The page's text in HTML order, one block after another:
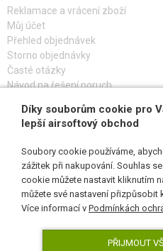
Reklamace a vrácení zboží
Můj účet
Přehled objednávek
Storno objednávky
Časté otázky
Návod na řešení poruch
PŘIHLAŠ SE K ODBĚRU
SLEDUJ NÁS
Díky souborům cookie pro
lepší airsoftový obchod
Soubory cookie používáme,
zážitek při nakupování. Souhlas
cookie můžete nastavit kliknutím
můžete své nastavení přizpůsobit
Více informací v Podmínkách
PŘIJMOUT